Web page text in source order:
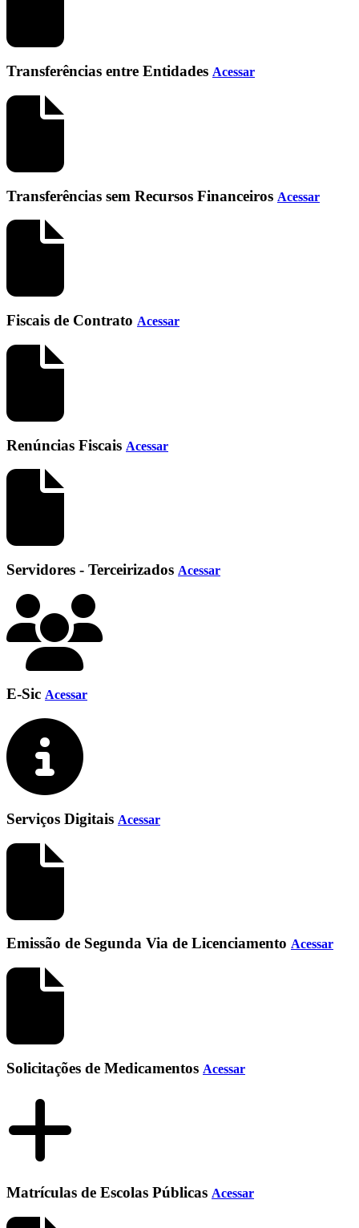
Transferências entre Entidades Acessar
Transferências sem Recursos Financeiros Acessar
Fiscais de Contrato Acessar
Renúncias Fiscais Acessar
Servidores - Terceirizados Acessar
E-Sic Acessar
Serviços Digitais Acessar
Emissão de Segunda Via de Licenciamento Acessar
Solicitações de Medicamentos Acessar
Matrículas de Escolas Públicas Acessar